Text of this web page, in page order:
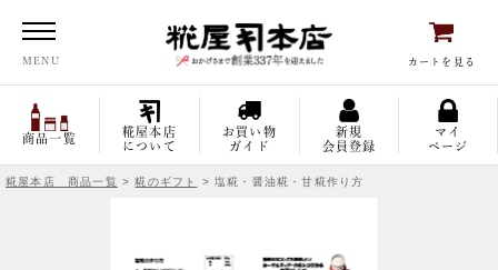
MENU カートを見る
商品一覧
糀屋本店
について
お買い物
ガイド
新規
会員登録
マイ
ページ
糀屋本店 商品一覧 >糀のギフト > 塩糀・醤油糀・甘糀作り方